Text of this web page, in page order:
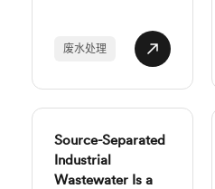
废水处理
Source-Separated
Industrial
Wastewater Is a